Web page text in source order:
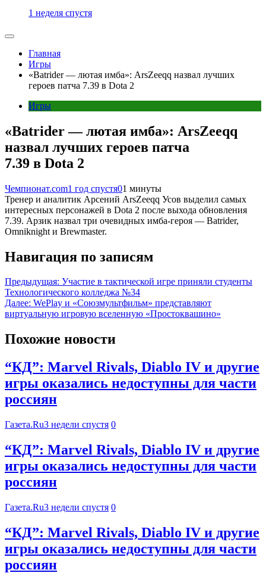
1 неделя спустя
Главная
Игры
«Batrider — лютая имба»: ArsZeeqq назвал лучших
героев патча 7.39 в Dota 2
Игры
«Batrider — лютая имба»: ArsZeeqq
назвал лучших героев патча
7.39 в Dota 2
Чемпионат.com1 год спустя01 минуты
Тренер и аналитик Арсений ArsZeeqq Усов выделил самых
интересных персонажей в Dota 2 после выхода обновления
7.39. Арзик назвал три очевидных имба-героя — Batrider,
Omniknight и Brewmaster.
Навигация по записям
Предыдущая: Участие в тактической игре приняли студенты
Технологического колледжа №34
Далее: WePlay и «Союзмультфильм» представляют
виртуальную игровую вселенную «Простоквашино»
Похожие новости
“КД”: Marvel Rivals, Diablo IV и другие
игры оказались недоступны для части
россиян
Газета.Ru3 недели спустя 0
“КД”: Marvel Rivals, Diablo IV и другие
игры оказались недоступны для части
россиян
Газета.Ru3 недели спустя 0
“КД”: Marvel Rivals, Diablo IV и другие
игры оказались недоступны для части
россиян